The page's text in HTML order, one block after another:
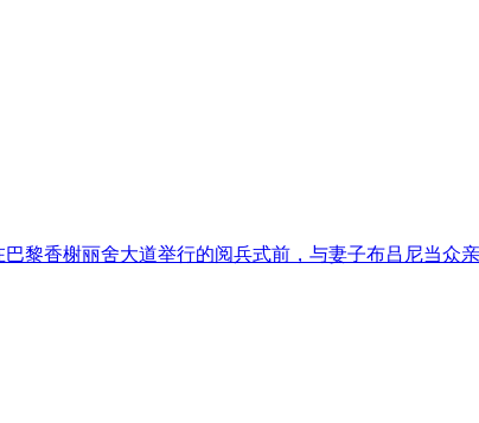
黎香榭丽舍大道举行的阅兵式前，与妻子布吕尼当众亲